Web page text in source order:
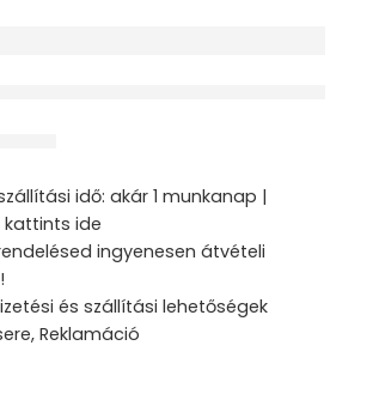
idő: akár 1 munkanap |
kattints ide
ingyenesen átvételi
és szállítási lehetőségek
Reklamáció